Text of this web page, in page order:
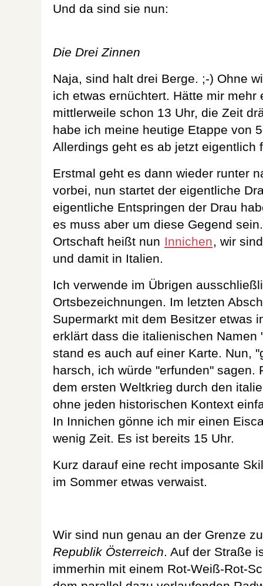
Und da sind sie nun:
Die Drei Zinnen
Naja, sind halt drei Berge. ;-) Ohne
ich etwas ernüchtert. Hätte mir mehr
mittlerweile schon 13 Uhr, die Zeit
habe ich meine heutige Etappe von
Allerdings geht es ab jetzt eigentlich
Erstmal geht es dann wieder runter
vorbei, nun startet der eigentliche
eigentliche Entspringen der Drau
es muss aber um diese Gegend
Ortschaft heißt nun Innichen, wir
und damit in Italien.
Ich verwende im Übrigen
Ortsbezeichnungen. Im letzten
Supermarkt mit dem Besitzer etwas
erklärt dass die italienischen Namen
stand es auch auf einer Karte. Nun,
harsch, ich würde "erfunden" sagen.
dem ersten Weltkrieg durch den
ohne jeden historischen Kontext
In Innichen gönne ich mir einen
wenig Zeit. Es ist bereits 15 Uhr.
Kurz darauf eine recht imposante
im Sommer etwas verwaist.
Wir sind nun genau an der Grenze
Republik Österreich. Auf der Straße
immerhin mit einem Rot-Weiß-Rot-